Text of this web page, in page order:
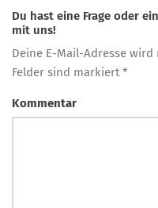
Du hast eine Frage oder
mit uns!
Deine E-Mail-Adresse
Felder sind markiert *
Kommentar